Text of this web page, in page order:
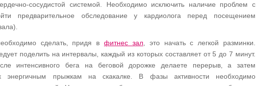
сосудистой системой. Необходимо исключить наличие проблем с
предварительное обследование у кардиолога перед посещением
сделать, придя в фитнес зал, это начать с легкой разминки.
поделить на интервалы, каждый из которых составляет от 5 до 7 минут.
интенсивного бега на беговой дорожке делаете перерыв, а затем
к энергичным прыжкам на скакалке. В фазы активности необходимо